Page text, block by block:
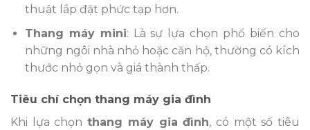
thuật lắp đặt phức tạp hơn.
Thang máy mini: Là sự lựa chọn phổ biến cho
những ngôi nhà nhỏ hoặc căn hộ, thường có kích
thước nhỏ gọn và giá thành thấp.
Tiêu chí chọn thang máy gia đình
Khi lựa chọnthang máy gia đình, có một số tiêu